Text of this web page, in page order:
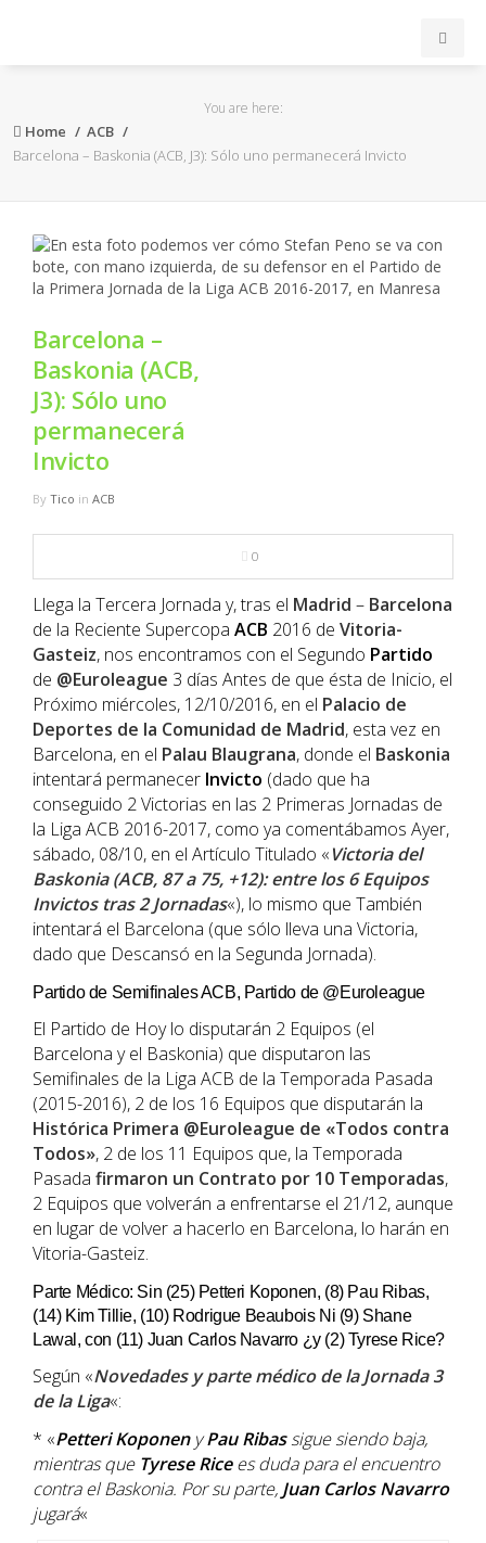
ACB
EuroLeague
FEB
OTROS
FORMACIÓN
NBA
RIO 2016
You are here:
Home
ACB
Barcelona – Baskonia (ACB, J3): Sólo uno permanecerá Invicto
Barcelona –
Baskonia (ACB,
J3): Sólo uno
permanecerá
Invicto
By Tico in ACB
0
Llega la Tercera Jornada y, tras el Madrid – Barcelona
de la Reciente Supercopa ACB 2016 de Vitoria-
Gasteiz, nos encontramos con el Segundo Partido
de @Euroleague 3 días Antes de que ésta de Inicio, el
Próximo miércoles, 12/10/2016, en el Palacio de
Deportes de la Comunidad de Madrid, esta vez en
Barcelona, en el Palau Blaugrana, donde el Baskonia
intentará permanecer Invicto (dado que ha
conseguido 2 Victorias en las 2 Primeras Jornadas de
la Liga ACB 2016-2017, como ya comentábamos Ayer,
sábado, 08/10, en el Artículo Titulado «Victoria del
Baskonia (ACB, 87 a 75, +12): entre los 6 Equipos
Invictos tras 2 Jornadas«), lo mismo que También
intentará el Barcelona (que sólo lleva una Victoria,
dado que Descansó en la Segunda Jornada).
Partido de Semifinales ACB, Partido de @Euroleague
El Partido de Hoy lo disputarán 2 Equipos (el
Barcelona y el Baskonia) que disputaron las
Semifinales de la Liga ACB de la Temporada Pasada
(2015-2016), 2 de los 16 Equipos que disputarán la
Histórica Primera @Euroleague de «Todos contra
Todos», 2 de los 11 Equipos que, la Temporada
Pasada firmaron un Contrato por 10 Temporadas,
2 Equipos que volverán a enfrentarse el 21/12, aunque
en lugar de volver a hacerlo en Barcelona, lo harán en
Vitoria-Gasteiz.
Parte Médico: Sin (25) Petteri Koponen, (8) Pau Ribas,
(14) Kim Tillie, (10) Rodrigue Beaubois Ni (9) Shane
Lawal, con (11) Juan Carlos Navarro ¿y (2) Tyrese Rice?
Según «Novedades y parte médico de la Jornada 3
de la Liga«:
* «Petteri Koponen yPau Ribassigue siendo baja,
mientras que Tyrese Ricees duda para el encuentro
contra el Baskonia. Por su parte, Juan Carlos Navarro
jugará«